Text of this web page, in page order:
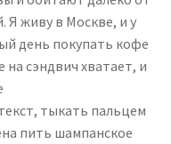
Я живу в Москве, и у
день покупать кофе
на сэндвич хватает, и
тыкать пальцем
пить шампанское